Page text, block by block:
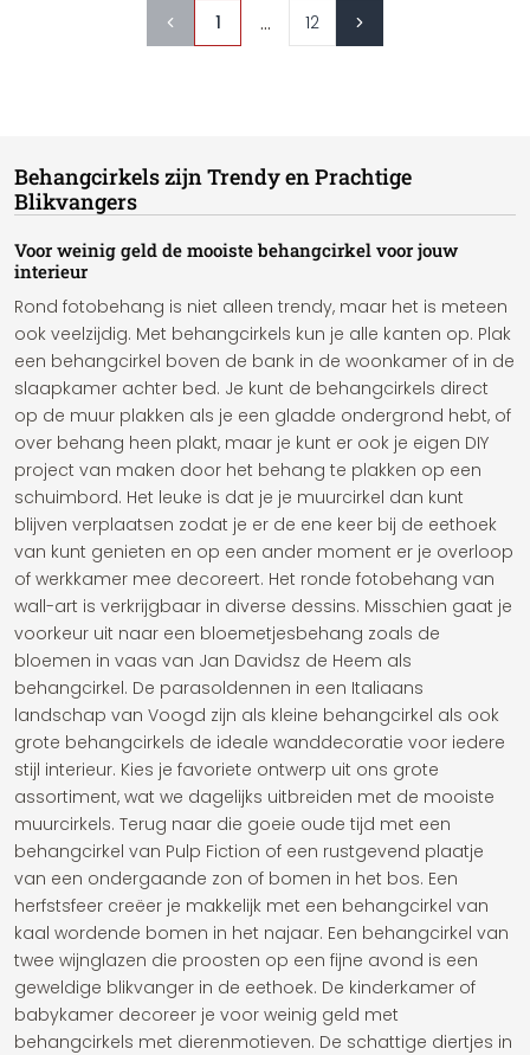
1 ... 12
Behangcirkels zijn Trendy en Prachtige
Blikvangers
Voor weinig geld de mooiste behangcirkel voor jouw
interieur
Rond fotobehang is niet alleen trendy, maar het is meteen
ook veelzijdig. Met behangcirkels kun je alle kanten op. Plak
een behangcirkel boven de bank in de woonkamer of in de
slaapkamer achter bed. Je kunt de behangcirkels direct
op de muur plakken als je een gladde ondergrond hebt, of
over behang heen plakt, maar je kunt er ook je eigen DIY
project van maken door het behang te plakken op een
schuimbord. Het leuke is dat je je muurcirkel dan kunt
blijven verplaatsen zodat je er de ene keer bij de eethoek
van kunt genieten en op een ander moment er je overloop
of werkkamer mee decoreert. Het ronde fotobehang van
wall-art is verkrijgbaar in diverse dessins. Misschien gaat je
voorkeur uit naar een bloemetjesbehang zoals de
bloemen in vaas van Jan Davidsz de Heem als
behangcirkel. De parasoldennen in een Italiaans
landschap van Voogd zijn als kleine behangcirkel als ook
grote behangcirkels de ideale wanddecoratie voor iedere
stijl interieur. Kies je favoriete ontwerp uit ons grote
assortiment, wat we dagelijks uitbreiden met de mooiste
muurcirkels. Terug naar die goeie oude tijd met een
behangcirkel van Pulp Fiction of een rustgevend plaatje
van een ondergaande zon of bomen in het bos. Een
herfstsfeer creëer je makkelijk met een behangcirkel van
kaal wordende bomen in het najaar. Een behangcirkel van
twee wijnglazen die proosten op een fijne avond is een
geweldige blikvanger in de eethoek. De kinderkamer of
babykamer decoreer je voor weinig geld met
behangcirkels met dierenmotieven. De schattige diertjes in